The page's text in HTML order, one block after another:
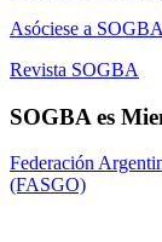
Asóciese a SOGBA
Revista SOGBA
SOGBA es
Federación
(FASGO)